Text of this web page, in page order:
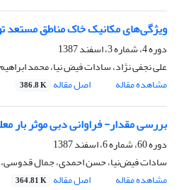
ویژگی‌های مکانیک خاک مناطق مستعد
دوره 4، شماره 3، اسفند 1387
علی نجفی نژاد، سادات فیض نیا، محمد
مشاهده مقاله
اصل مقاله 386.8 K
بررسی مقدار- فراوانی دبی موثر بار
دوره 60، شماره 6، اسفند 1387
سادات فیض‌نیا، حسن احمدی، جمال
مشاهده مقاله
اصل مقاله 364.81 K